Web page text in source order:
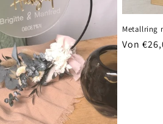
Metallring
Von